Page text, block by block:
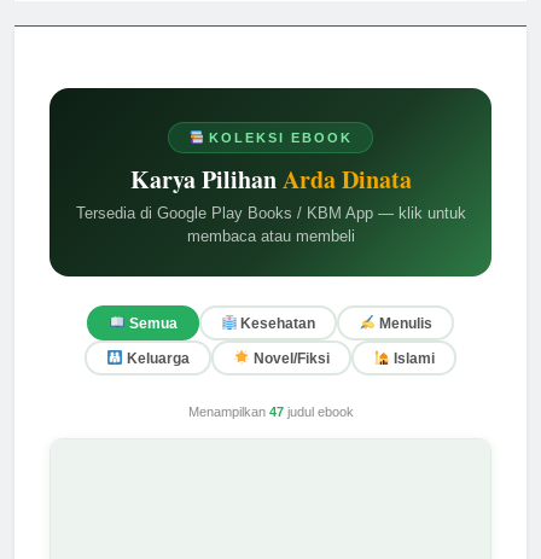
KOLEKSI EBOOK
Karya PilihanArda Dinata
Tersedia di Google Play Books / KBM App — klik untuk
membaca atau membeli
Semua Kesehatan Menulis
Keluarga Novel/Fiksi Islami
Menampilkan 47judul ebook